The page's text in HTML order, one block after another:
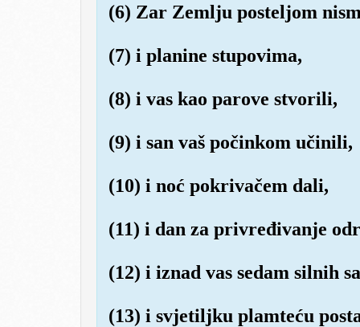
(6) Zar Zemlju posteljom
(7) i planine stupovima,
(8) i vas kao parove stvorili,
(9) i san vaš počinkom učinili,
(10) i noć pokrivačem dali,
(11) i dan za privređivanje
(12) i iznad vas sedam silnih
(13) i svjetiljku plamteću